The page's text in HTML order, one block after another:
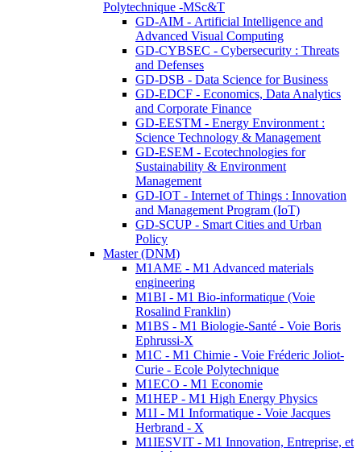
Polytechnique -MSc&T
GD-AIM - Artificial Intelligence and
Advanced Visual Computing
GD-CYBSEC - Cybersecurity : Threats
and Defenses
GD-DSB - Data Science for Business
GD-EDCF - Economics, Data Analytics
and Corporate Finance
GD-EESTM - Energy Environment :
Science Technology & Management
GD-ESEM - Ecotechnologies for
Sustainability & Environment
Management
GD-IOT - Internet of Things : Innovation
and Management Program (IoT)
GD-SCUP - Smart Cities and Urban
Policy
Master (DNM)
M1AME - M1 Advanced materials
engineering
M1BI - M1 Bio-informatique (Voie
Rosalind Franklin)
M1BS - M1 Biologie-Santé - Voie Boris
Ephrussi-X
M1C - M1 Chimie - Voie Fréderic Joliot-
Curie - Ecole Polytechnique
M1ECO - M1 Economie
M1HEP - M1 High Energy Physics
M1I - M1 Informatique - Voie Jacques
Herbrand - X
M1IESVIT - M1 Innovation, Entreprise, et